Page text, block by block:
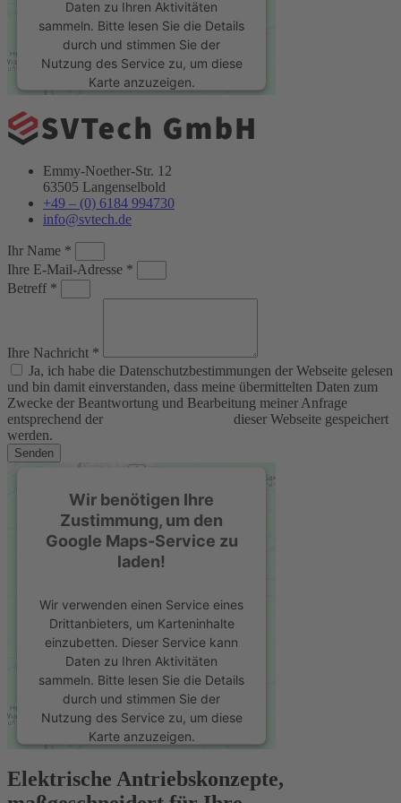
Daten zu Ihren Aktivitäten
sammeln. Bitte lesen Sie die Details
durch und stimmen Sie der
Nutzung des Service zu, um diese
Karte anzuzeigen.
Mehr Informationen
Akzeptieren
powered byUsercentrics Consent
Management Platform
Emmy-Noether-Str. 12
63505 Langenselbold
+49 – (0) 6184 994730
info@svtech.de
Ihr Name *
Ihre E-Mail-Adresse *
Betreff *
Ihre Nachricht *
Ja, ich habe die Datenschutzbestimmungen der Webseite gelesen
und bin damit einverstanden, dass meine übermittelten Daten zum
Zwecke der Beantwortung und Bearbeitung meiner Anfrage
entsprechend der
dieser Webseite gespeichert
werden.
Senden
Wir benötigen Ihre
Zustimmung, um den
Google Maps-Service zu
laden!
Wir verwenden einen Service eines
Drittanbieters, um Karteninhalte
einzubetten. Dieser Service kann
Daten zu Ihren Aktivitäten
sammeln. Bitte lesen Sie die Details
durch und stimmen Sie der
Nutzung des Service zu, um diese
Karte anzuzeigen.
Mehr Informationen
Elektrische Antriebskonzepte,